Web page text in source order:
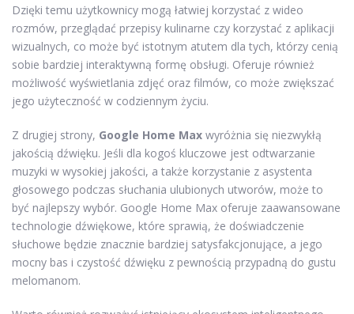
Dzięki temu użytkownicy mogą łatwiej korzystać z wideo
rozmów, przeglądać przepisy kulinarne czy korzystać z aplikacji
wizualnych, co może być istotnym atutem dla tych, którzy cenią
sobie bardziej interaktywną formę obsługi. Oferuje również
możliwość wyświetlania zdjęć oraz filmów, co może zwiększać
jego użyteczność w codziennym życiu.
Z drugiej strony, Google Home Max wyróżnia się niezwykłą
jakością dźwięku. Jeśli dla kogoś kluczowe jest odtwarzanie
muzyki w wysokiej jakości, a także korzystanie z asystenta
głosowego podczas słuchania ulubionych utworów, może to
być najlepszy wybór. Google Home Max oferuje zaawansowane
technologie dźwiękowe, które sprawią, że doświadczenie
słuchowe będzie znacznie bardziej satysfakcjonujące, a jego
mocny bas i czystość dźwięku z pewnością przypadną do gustu
melomanom.